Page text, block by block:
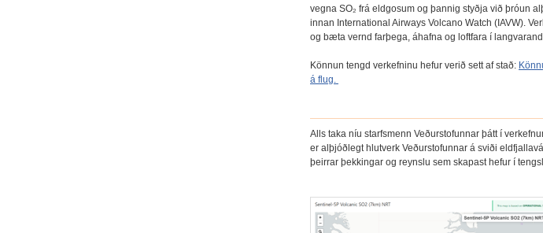
vegna SO₂ frá eldgosum og þannig styðja við þróun
innan International Airways Volcano Watch (IAVW).
og bæta vernd farþega, áhafna og loftfara í
Könnun tengd verkefninu hefur verið sett af stað:
á flug.
Alls taka níu starfsmenn Veðurstofunnar þátt í
er alþjóðlegt hlutverk Veðurstofunnar á sviði
þeirrar þekkingar og reynslu sem skapast hefur í